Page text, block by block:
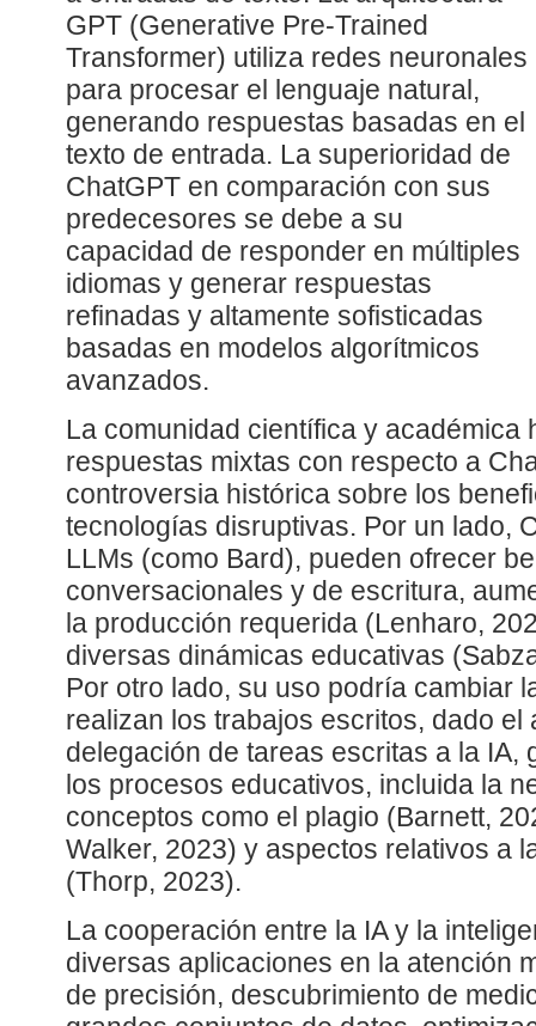
GPT (Generative Pre-Trained
Transformer) utiliza redes neuronales
para procesar el lenguaje natural,
generando respuestas basadas en el
texto de entrada. La superioridad de
ChatGPT en comparación con sus
predecesores se debe a su
capacidad de responder en múltiples
idiomas y generar respuestas
refinadas y altamente sofisticadas
basadas en modelos algorítmicos
avanzados.
La comunidad científica y académica
respuestas mixtas con respecto a
controversia histórica sobre los
tecnologías disruptivas. Por un lado,
LLMs (como Bard), pueden ofrecer
conversacionales y de escritura,
la producción requerida (Lenharo,
diversas dinámicas educativas
Por otro lado, su uso podría cambiar
realizan los trabajos escritos, dado el
delegación de tareas escritas a la IA,
los procesos educativos, incluida la
conceptos como el plagio (Barnett,
Walker, 2023) y aspectos relativos a
(Thorp, 2023).
La cooperación entre la IA y la
diversas aplicaciones en la atención
de precisión, descubrimiento de